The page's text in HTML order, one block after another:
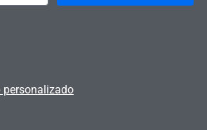
personalizado